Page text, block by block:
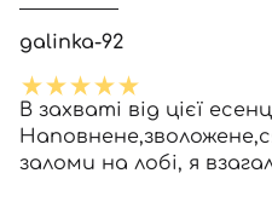
galinka-92
В захваті від цієї
заломи на лобі, я